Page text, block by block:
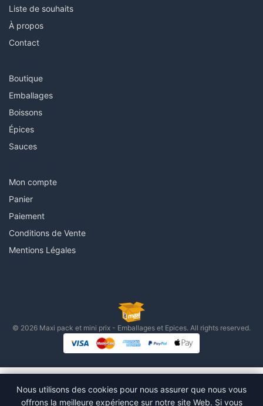
Liste de souhaits
À propos
Contact
Boutique
Emballages
Boissons
Épices
Sauces
Mon compte
Panier
Paiement
Conditions de Vente
Mentions Légales
© 2026 Maxi pack et mini prix - Emballages et Epices. All rights reserved.
Nous utilisons des cookies pour nous assurer que nous vous
offrons la meilleure expérience sur notre site Web. Si vous